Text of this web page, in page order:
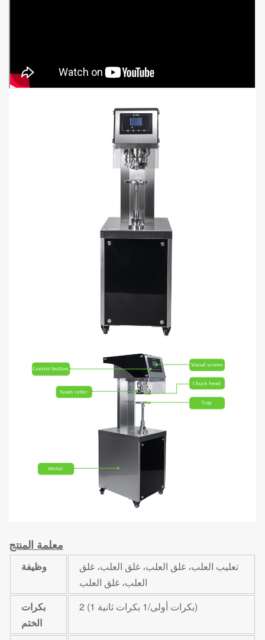
معلمة المنتج
وظيفة
تعليب العلب، غلق العلب، غلق العلب، غلق
العلب، غلق العلب
بكرات
الختم
2 (1 بكرات أولى/1 بكرات ثانية)